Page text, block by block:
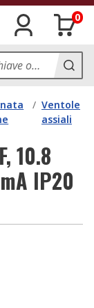
0
/ Ventole
assiali
10.8
IP20